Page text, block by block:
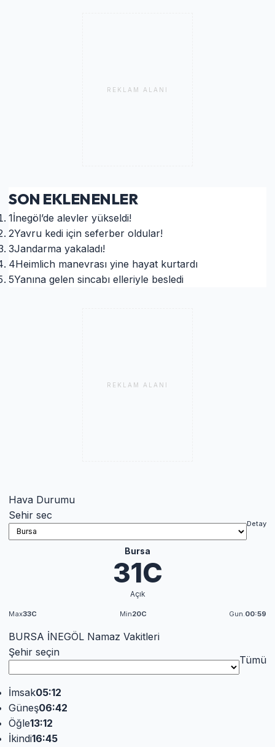
REKLAM ALANI
SON EKLENENLER
1İnegöl’de alevler yükseldi!
2Yavru kedi için seferber oldular!
3Jandarma yakaladı!
4Heimlich manevrası yine hayat kurtardı
5Yanına gelen sincabı elleriyle besledi
REKLAM ALANI
Hava Durumu
Sehir sec
Detay
Bursa
31C
Açık
Max33C Min20C Gun.00:59
BURSA İNEGÖL Namaz Vakitleri
Şehir seçin
Tümü
İmsak05:12
Güneş06:42
Öğle13:12
İkindi16:45